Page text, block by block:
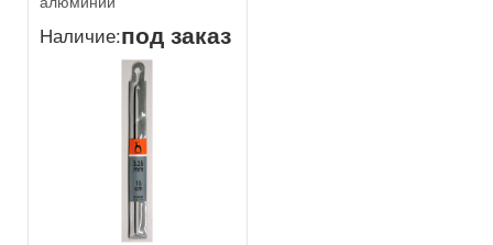
Наличие:под заказ